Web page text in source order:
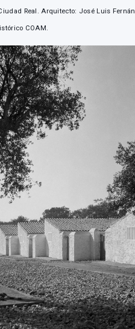
Real. Arquitecto: José Luis
COAM.